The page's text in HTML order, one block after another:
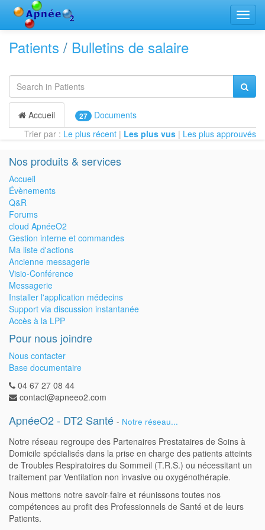
la
Patients / Bulletins de salaire
Accueil 27
Documents
Trier par : Le plus récent | Les plus vus | Les plus approuvés
Nos produits & services
Accueil
Évènements
Q&R
Forums
cloud ApnéeO2
Gestion interne et commandes
Ma liste d'actions
Ancienne messagerie
Visio-Conférence
Messagerie
Installer l'application médecins
Support via discussion instantanée
Accès à la LPP
Pour nous joindre
Nous contacter
Base documentaire
04 67 27 08 44
contact@apneeo2.com
ApnéeO2 - DT2 Santé - Notre réseau...
Notre réseau regroupe des Partenaires Prestataires de Soins à
Domicile spécialisés dans la prise en charge des patients atteints
de Troubles Respiratoires du Sommeil (T.R.S.) ou nécessitant un
traitement par Ventilation non invasive ou oxygénothérapie.
Nous mettons notre savoir-faire et réunissons toutes nos
compétences au profit des Professionnels de Santé et de leurs
Patients.